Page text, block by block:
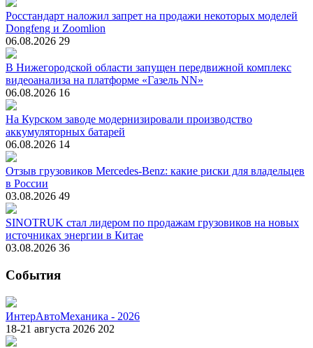
Росстандарт наложил запрет на продажи некоторых моделей
Dongfeng и Zoomlion
06.08.2026 29
В Нижегородской области запущен передвижной комплекс
видеоанализа на платформе «Газель NN»
06.08.2026 16
На Курском заводе модернизировали производство
аккумуляторных батарей
06.08.2026 14
Отзыв грузовиков Mercedes-Benz: какие риски для владельцев
в России
03.08.2026 49
SINOTRUK стал лидером по продажам грузовиков на новых
источниках энергии в Китае
03.08.2026 36
События
ИнтерАвтоМеханика - 2026
18-21 августа 2026 202